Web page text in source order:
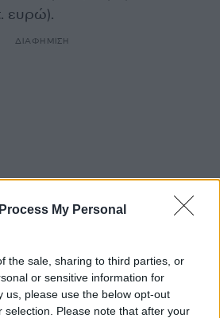
My Personal
the sale, sharing to third parties, or
or sensitive information for
us, please use the below opt-out
selection. Please note that after your
ευρώ).
ΔΙΑΦΗΜΙΣΗ